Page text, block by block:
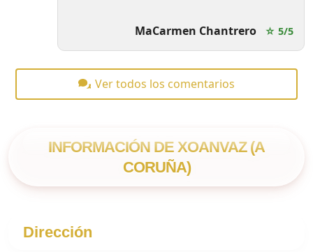
MaCarmen Chantrero ☆ 5/5
Ver todos los comentarios
INFORMACIÓN DE XOANVAZ (A
CORUÑA)
Dirección